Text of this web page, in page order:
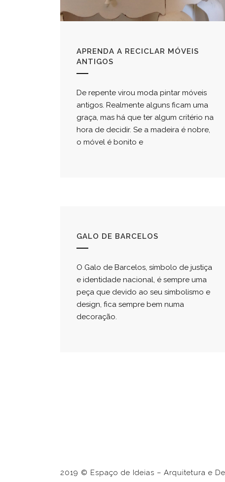
APRENDA A RECICLAR MÓVEIS
ANTIGOS
De repente virou moda pintar móveis
antigos. Realmente alguns ficam uma
graça, mas há que ter algum critério na
hora de decidir. Se a madeira é nobre,
o móvel é bonito e
GALO DE BARCELOS
O Galo de Barcelos, símbolo de justiça
e identidade nacional, é sempre uma
peça que devido ao seu simbolismo e
design, fica sempre bem numa
decoração.
2019 © Espaço de Ideias – Arquitetura e